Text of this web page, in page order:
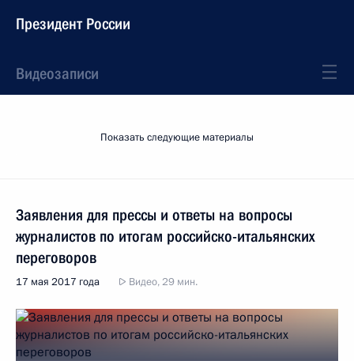
Президент России
Видеозаписи
Показать следующие материалы
Заявления для прессы и ответы на вопросы
журналистов по итогам российско-итальянских
переговоров
17 мая 2017 года Видео, 29 мин.